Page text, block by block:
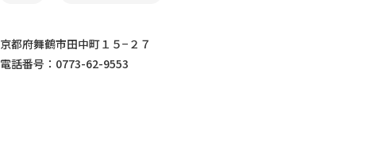
京都府舞鶴市田中町１５−２７
電話番号：0773-62-9553